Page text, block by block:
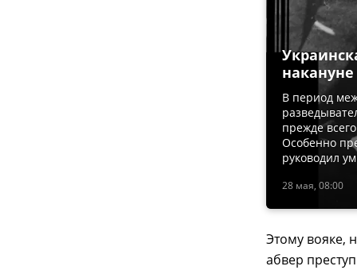
28 мая, 08:00
В период
прежде
Особенно
руководил
Этому вояке,
абвер